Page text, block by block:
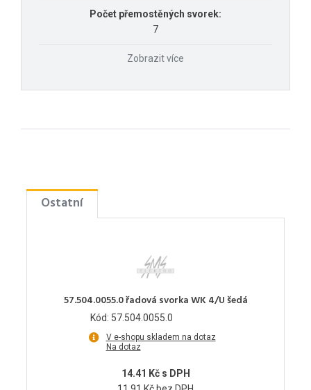
Počet přemostěných svorek:
7
Zobrazit více
Ostatní
57.504.0055.0 řadová svorka WK 4/U šedá
Kód: 57.504.0055.0
V e-shopu skladem na dotaz
Na dotaz
14.41 Kč s DPH